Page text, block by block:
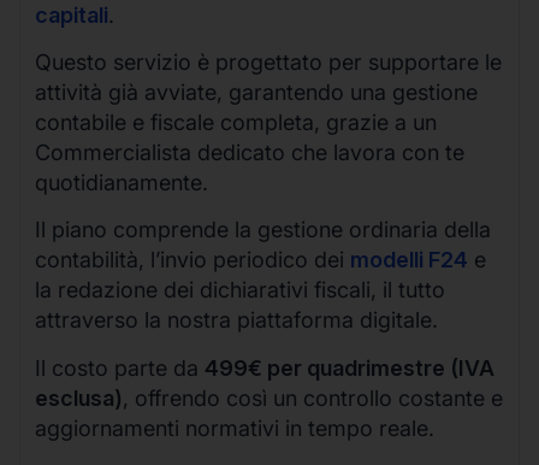
capitali.
Questo servizio è progettato per supportare le
attività già avviate, garantendo una gestione
contabile e fiscale completa, grazie a un
Commercialista dedicato che lavora con te
quotidianamente.
Il piano comprende la gestione ordinaria della
contabilità, l’invio periodico dei modelli F24 e
la redazione dei dichiarativi fiscali, il tutto
attraverso la nostra piattaforma digitale.
Il costo parte da 499€ per quadrimestre (IVA
esclusa), offrendo così un controllo costante e
aggiornamenti normativi in tempo reale.